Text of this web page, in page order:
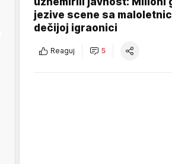
jezive scene sa
dečijoj igraonici
Reaguj 5